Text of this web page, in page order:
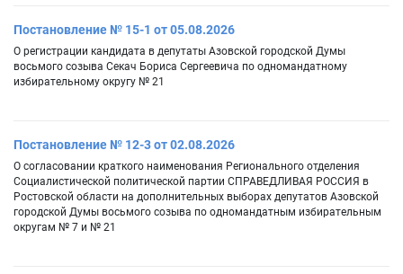
Постановление № 15-1 от 05.08.2026
О регистрации кандидата в депутаты Азовской городской Думы
восьмого созыва Секач Бориса Сергеевича по одномандатному
избирательному округу № 21
Постановление № 12-3 от 02.08.2026
О согласовании краткого наименования Регионального отделения
Социалистической политической партии СПРАВЕДЛИВАЯ РОССИЯ в
Ростовской области на дополнительных выборах депутатов Азовской
городской Думы восьмого созыва по одномандатным избирательным
округам № 7 и № 21